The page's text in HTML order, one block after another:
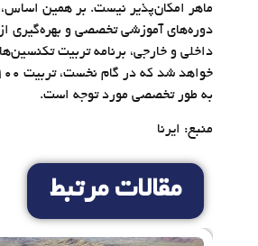
ماهر امکان‌پذیر نیست. بر همین اساس،
دوره‌های آموزشی تخصصی و بهره‌گیری
داخلی و خارجی، برنامه تربیت
به طور تخصصی مورد توجه است.
منبع: ایرنا
مقالات مرتبط